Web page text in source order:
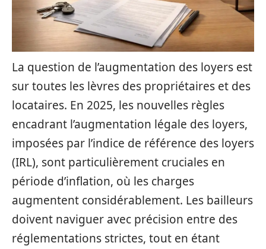
La question de l’augmentation des loyers est
sur toutes les lèvres des propriétaires et des
locataires. En 2025, les nouvelles règles
encadrant l’augmentation légale des loyers,
imposées par l’indice de référence des loyers
(IRL), sont particulièrement cruciales en
période d’inflation, où les charges
augmentent considérablement. Les bailleurs
doivent naviguer avec précision entre des
réglementations strictes, tout en étant